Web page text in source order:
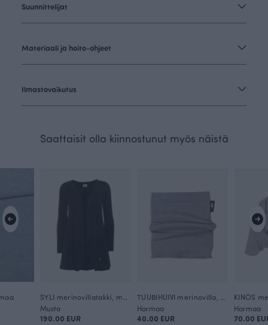
Suunnittelijat
Materiaali ja hoito-ohjeet
Ilmastovaikutus
Saattaisit olla kiinnostunut myös näistä
Musta
190.00 EUR
Harmaa
40.00 EUR
Harmaa
70.00